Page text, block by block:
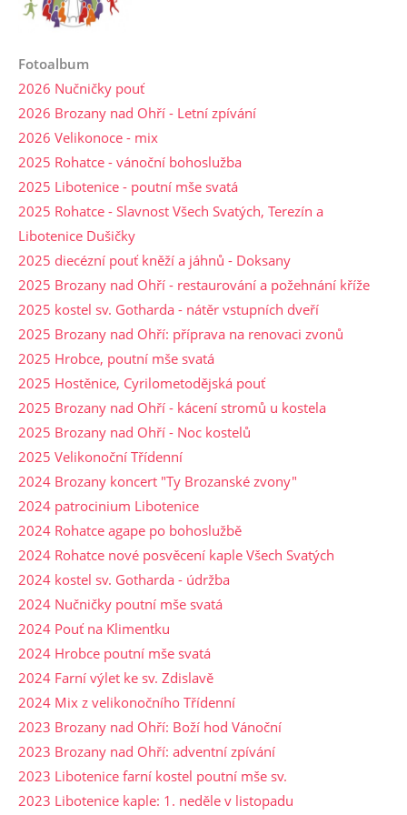
Fotoalbum
2026 Nučničky pouť
2026 Brozany nad Ohří - Letní zpívání
2026 Velikonoce - mix
2025 Rohatce - vánoční bohoslužba
2025 Libotenice - poutní mše svatá
2025 Rohatce - Slavnost Všech Svatých, Terezín a
Libotenice Dušičky
2025 diecézní pouť kněží a jáhnů - Doksany
2025 Brozany nad Ohří - restaurování a požehnání kříže
2025 kostel sv. Gotharda - nátěr vstupních dveří
2025 Brozany nad Ohří: příprava na renovaci zvonů
2025 Hrobce, poutní mše svatá
2025 Hostěnice, Cyrilometodějská pouť
2025 Brozany nad Ohří - kácení stromů u kostela
2025 Brozany nad Ohří - Noc kostelů
2025 Velikonoční Třídenní
2024 Brozany koncert "Ty Brozanské zvony"
2024 patrocinium Libotenice
2024 Rohatce agape po bohoslužbě
2024 Rohatce nové posvěcení kaple Všech Svatých
2024 kostel sv. Gotharda - údržba
2024 Nučničky poutní mše svatá
2024 Pouť na Klimentku
2024 Hrobce poutní mše svatá
2024 Farní výlet ke sv. Zdislavě
2024 Mix z velikonočního Třídenní
2023 Brozany nad Ohří: Boží hod Vánoční
2023 Brozany nad Ohří: adventní zpívání
2023 Libotenice farní kostel poutní mše sv.
2023 Libotenice kaple: 1. neděle v listopadu